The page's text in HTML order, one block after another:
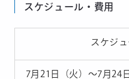
スケジュール・費用
スケジ
7月21日（火）〜7月24